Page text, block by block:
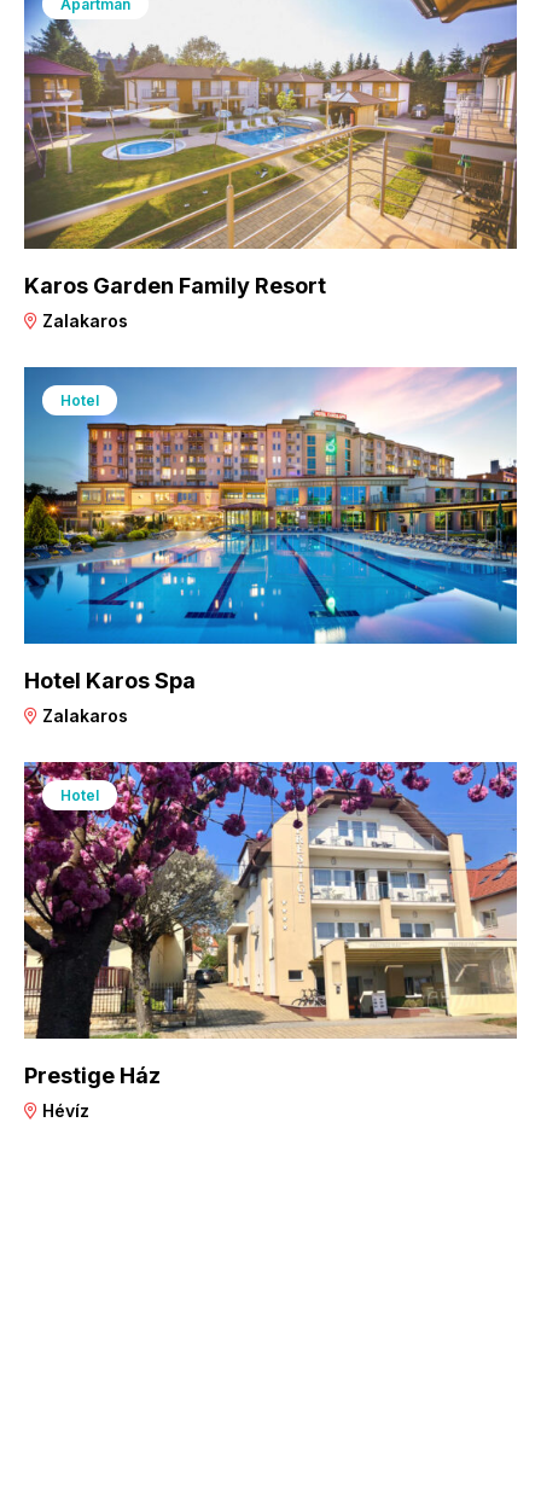
Apartman
Karos Garden Family Resort
Zalakaros
Hotel
Hotel Karos Spa
Zalakaros
Hotel
Prestige Ház
Hévíz